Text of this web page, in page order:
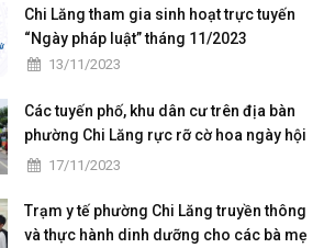
Chi Lăng tham gia sinh hoạt trực tuyến
“Ngày pháp luật” tháng 11/2023
13/11/2023
Các tuyến phố, khu dân cư trên địa bàn
phường Chi Lăng rực rỡ cờ hoa ngày hội
Đại đoàn kết toàn dân tộc ở khu dân cư
17/11/2023
Trạm y tế phường Chi Lăng truyền thông
và thực hành dinh dưỡng cho các bà mẹ